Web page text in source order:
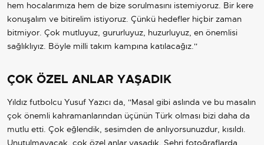
hem hocalarımıza hem de bize sorulmasını istemiyoruz. Bir kere
konuşalım ve bitirelim istiyoruz. Çünkü hedefler hiçbir zaman
bitmiyor. Çok mutluyuz, gururluyuz, huzurluyuz, en önemlisi
sağlıklıyız. Böyle milli takım kampına katılacağız.''
ÇOK ÖZEL ANLAR YAŞADIK
Yıldız futbolcu Yusuf Yazıcı da, ''Masal gibi aslında ve bu masalın
çok önemli kahramanlarından üçünün Türk olması bizi daha da
mutlu etti. Çok eğlendik, sesimden de anlıyorsunuzdur, kısıldı.
Unutulmayacak, çok özel anlar yaşadık. Şehri fotoğraflarda